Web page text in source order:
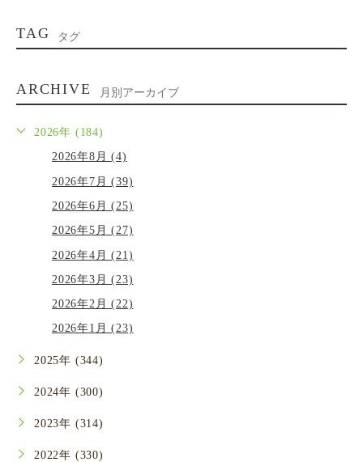
TAG タグ
ARCHIVE 月別アーカイブ
2026年 (184)
2026年8月 (4)
2026年7月 (39)
2026年6月 (25)
2026年5月 (27)
2026年4月 (21)
2026年3月 (23)
2026年2月 (22)
2026年1月 (23)
2025年 (344)
2024年 (300)
2023年 (314)
2022年 (330)